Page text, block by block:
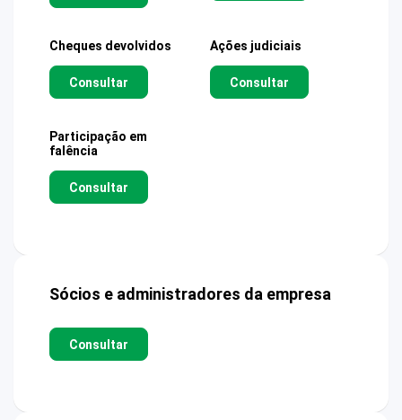
Cheques devolvidos
Consultar
Ações judiciais
Consultar
Participação em
falência
Consultar
Sócios e administradores da empresa
Consultar